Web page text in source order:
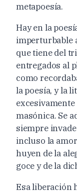
metapoesía.
Hay en la
imperturbable
que tiene del
entregados al
como
la poesía, y la
masónica. Se
siempre
incluso la
huyen de la
goce y de la
Esa liberación